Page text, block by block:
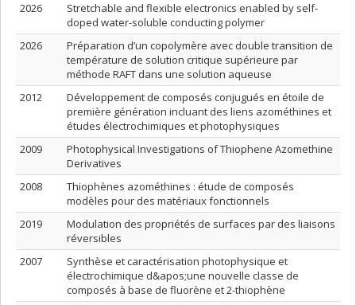
2026
Stretchable and flexible electronics enabled by self-
doped water-soluble conducting polymer
2026
Préparation d’un copolymère avec double transition de
température de solution critique supérieure par
méthode RAFT dans une solution aqueuse
2012
Développement de composés conjugués en étoile de
première génération incluant des liens azométhines et
études électrochimiques et photophysiques
2009
Photophysical Investigations of Thiophene Azomethine
Derivatives
2008
Thiophènes azométhines : étude de composés
modèles pour des matériaux fonctionnels
2019
Modulation des propriétés de surfaces par des liaisons
réversibles
2007
Synthèse et caractérisation photophysique et
électrochimique d&apos;une nouvelle classe de
composés à base de fluorène et 2-thiophène